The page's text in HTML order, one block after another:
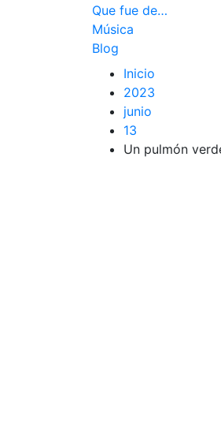
Que fue de…
Música
Blog
Inicio
2023
junio
13
Un pulmón